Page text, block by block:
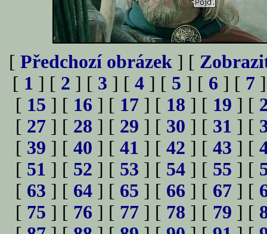
[ Předchozí obrázek ] [
[ 1 ] [ 2 ] [ 3 ] [ 4 ] [ 5 ] [ 6 ] [ 7
[ 15 ] [ 16 ] [ 17 ] [ 18 ] [ 19 ] [
[ 27 ] [ 28 ] [ 29 ] [ 30 ] [ 31 ] [
[ 39 ] [ 40 ] [ 41 ] [ 42 ] [ 43 ] [
[ 51 ] [ 52 ] [ 53 ] [ 54 ] [ 55 ] [
[ 63 ] [ 64 ] [ 65 ] [ 66 ] [ 67 ] [
[ 75 ] [ 76 ] [ 77 ] [ 78 ] [ 79 ] [